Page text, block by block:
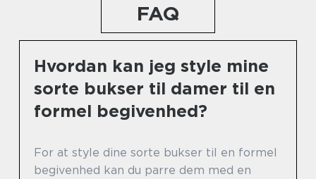
FAQ
Hvordan kan jeg style mine
sorte bukser til damer til en
formel begivenhed?
For at style dine sorte bukser til en formel
begivenhed kan du parre dem med en